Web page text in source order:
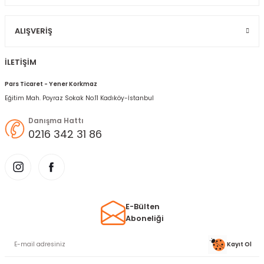
ALIŞVERIŞ
İLETİŞİM
Pars Ticaret - Yener Korkmaz
Eğitim Mah. Poyraz Sokak No:11 Kadıköy-İstanbul
Danışma Hattı
0216 342 31 86
E-Bülten
Aboneliği
Kayıt Ol